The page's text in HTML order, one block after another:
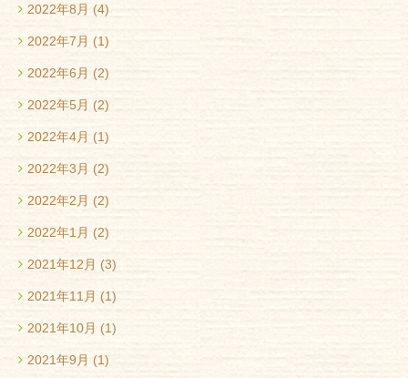
2022年8月 (4)
2022年7月 (1)
2022年6月 (2)
2022年5月 (2)
2022年4月 (1)
2022年3月 (2)
2022年2月 (2)
2022年1月 (2)
2021年12月 (3)
2021年11月 (1)
2021年10月 (1)
2021年9月 (1)